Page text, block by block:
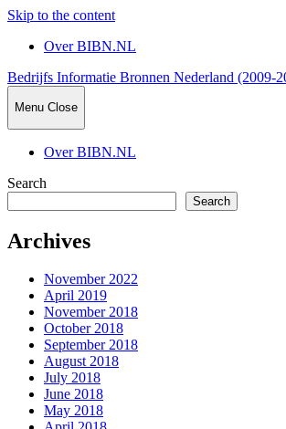
Skip to the content
Over BIBN.NL
Bedrijfs Informatie Bronnen Nederland (2009-
Menu Close
Over BIBN.NL
Search
Search
Archives
November 2022
April 2019
November 2018
October 2018
September 2018
August 2018
July 2018
June 2018
May 2018